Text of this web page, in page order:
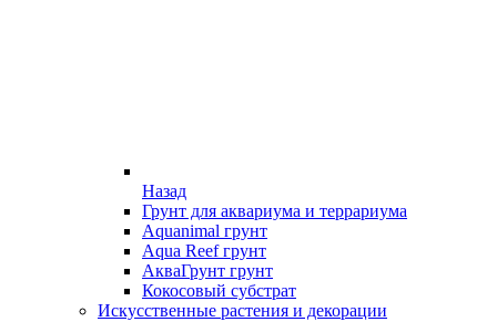
Назад
Грунт для аквариума и террариума
Aquanimal грунт
Aqua Reef грунт
АкваГрунт грунт
Кокосовый субстрат
Искусственные растения и декорации